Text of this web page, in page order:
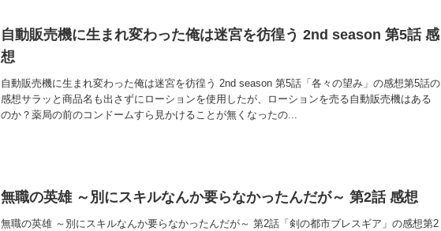
自動販売機に生まれ変わった俺は迷宮を彷徨う 2nd season 第5話 感
想
自動販売機に生まれ変わった俺は迷宮を彷徨う 2nd season 第5話「各々の望み」の感想第5話の
感想サラッと商品名も出さずにローションを使用したが、ローションを売る自動販売機はある
のか？薬局の前のコンドームすら見かけることが無くなったの...
無職の英雄 ～別にスキルなんか要らなかったんだが～ 第2話 感想
無職の英雄 ～別にスキルなんか要らなかったんだが～ 第2話「剣の都市ブレスギア」の感想第2